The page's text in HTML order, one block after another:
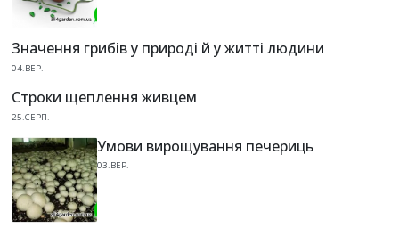
Значення грибів у природі й у житті людини
04.ВЕР.
Строки щеплення живцем
25.СЕРП.
Умови вирощування печериць
03.ВЕР.